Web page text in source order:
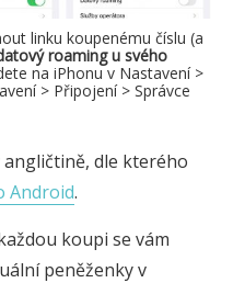
linku koupenému číslu (a
roaming u svého
na iPhonu v Nastavení >
> Připojení > Správce
angličtině, dle kterého
Android.
koupi se vám
peněženky v